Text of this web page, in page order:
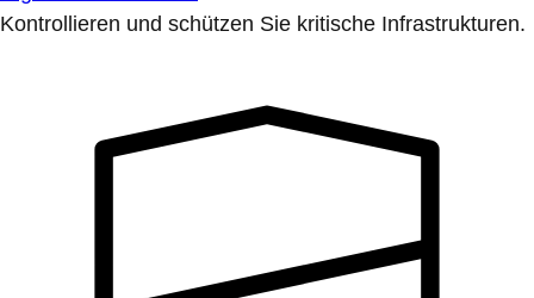
Kontrollieren und schützen Sie kritische Infrastrukturen.